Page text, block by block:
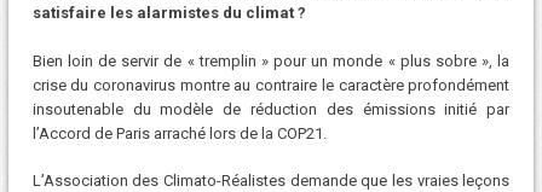
satisfaire les alarmistes du climat ?
Bien loin de servir de « tremplin » pour un monde « plus sobre », la
crise du coronavirus montre au contraire le caractère profondément
insoutenable du modèle de réduction des émissions initié par
l’Accord de Paris arraché lors de la COP21.
L’Association des Climato-Réalistes demande que les vraies leçons